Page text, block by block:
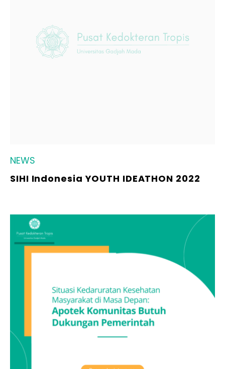
NEWS
SIHI Indonesia YOUTH IDEATHON 2022